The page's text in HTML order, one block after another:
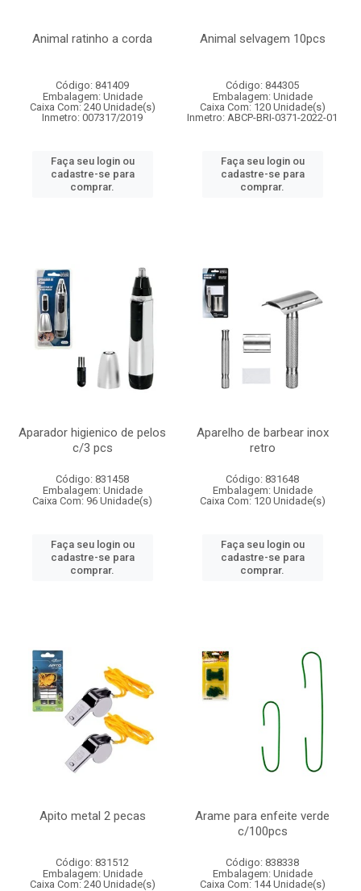
Animal ratinho a corda
Código: 841409
Embalagem: Unidade
Caixa Com: 240 Unidade(s)
Inmetro: 007317/2019
Faça seu login ou
cadastre-se para
comprar.
Animal selvagem 10pcs
Código: 844305
Embalagem: Unidade
Caixa Com: 120 Unidade(s)
Inmetro: ABCP-BRI-0371-2022-01
Faça seu login ou
cadastre-se para
comprar.
Aparador higienico de pelos
c/3 pcs
Código: 831458
Embalagem: Unidade
Caixa Com: 96 Unidade(s)
Faça seu login ou
cadastre-se para
comprar.
Aparelho de barbear inox
retro
Código: 831648
Embalagem: Unidade
Caixa Com: 120 Unidade(s)
Faça seu login ou
cadastre-se para
comprar.
Apito metal 2 pecas
Código: 831512
Embalagem: Unidade
Caixa Com: 240 Unidade(s)
Arame para enfeite verde
c/100pcs
Código: 838338
Embalagem: Unidade
Caixa Com: 144 Unidade(s)